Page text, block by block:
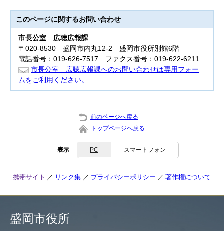
このページに関するお問い合わせ
市長公室 広聴広報課
〒020-8530 盛岡市内丸12-2 盛岡市役所別館6階
電話番号：019-626-7517 ファクス番号：019-622-6211
市長公室 広聴広報課へのお問い合わせは専用フォー
ムをご利用ください。
前のページへ戻る
トップページへ戻る
表示 PC スマートフォン
携帯サイト リンク集 プライバシーポリシー 著作権について
盛岡市役所